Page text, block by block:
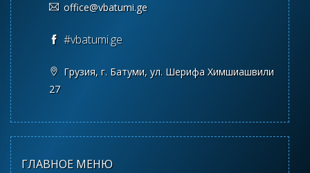
office@vbatumi.ge
#vbatumi.ge
Грузия, г. Батуми, ул. Шерифа Химшиашвили
27
ГЛАВНОЕ МЕНЮ